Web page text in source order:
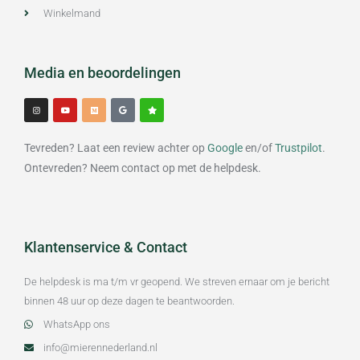
Winkelmand
Media en beoordelingen
I
n
s
t
r
m
Y
o
t
e
M
e
d
i
G
o
o
g
S
t
a
r
Tevreden? Laat een review achter op Googleen/ofTrustpilot.
Ontevreden? Neem contact op met de helpdesk.
Klantenservice & Contact
De helpdesk is ma t/m vr geopend. We streven ernaar om je bericht
binnen 48 uur op deze dagen te beantwoorden.
WhatsApp ons
info@mierennederland.nl